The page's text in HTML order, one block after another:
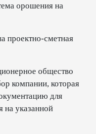
орошения на
проектно-сметная
общество
компании, которая
для
на указанной